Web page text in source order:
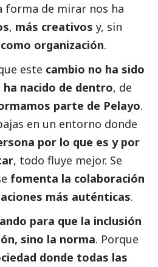
forma de mirar nos ha
, más creativos y, sin
organización.
este cambio no ha sido
ha nacido de dentro, de
parte de Pelayo.
en un entorno donde
por lo que es y por
, todo fluye mejor. Se
fomenta la colaboración
más auténticas.
para que la inclusión
sino la norma. Porque
donde todas las